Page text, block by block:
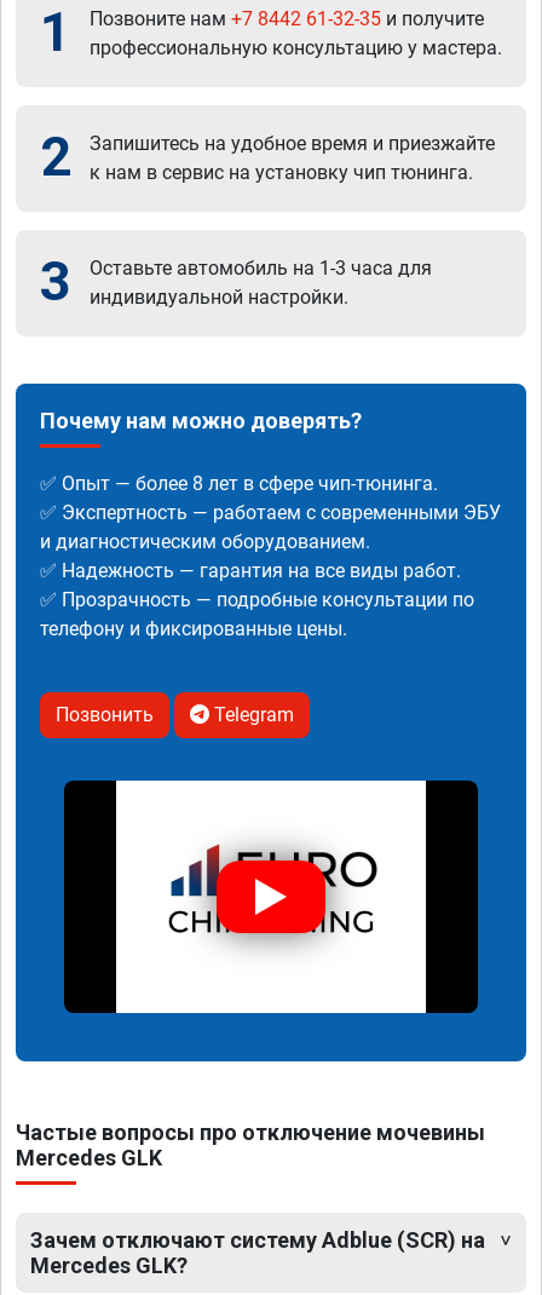
1 Позвоните нам +7 8442 61-32-35 и получите
профессиональную консультацию у мастера.
2
Запишитесь на удобное время и приезжайте
к нам в сервис на установку чип тюнинга.
3
Оставьте автомобиль на 1-3 часа для
индивидуальной настройки.
Почему нам можно доверять?
✅ Опыт — более 8 лет в сфере чип-тюнинга.
✅ Экспертность — работаем с современными ЭБУ
и диагностическим оборудованием.
✅ Надежность — гарантия на все виды работ.
✅ Прозрачность — подробные консультации по
телефону и фиксированные цены.
Позвонить Telegram
Частые вопросы про отключение мочевины
Mercedes GLK
Зачем отключают систему Adblue (SCR) на
Mercedes GLK?